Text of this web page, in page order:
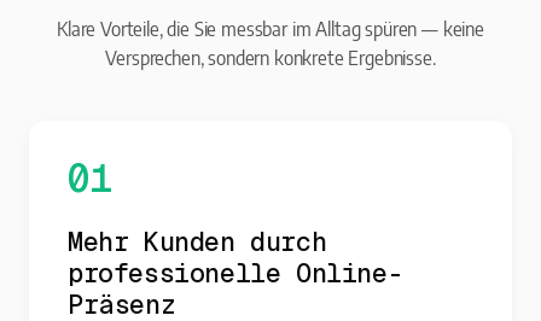
Klare Vorteile, die Sie messbar im Alltag spüren — keine
Versprechen, sondern konkrete Ergebnisse.
01
Mehr Kunden durch
professionelle Online-
Präsenz